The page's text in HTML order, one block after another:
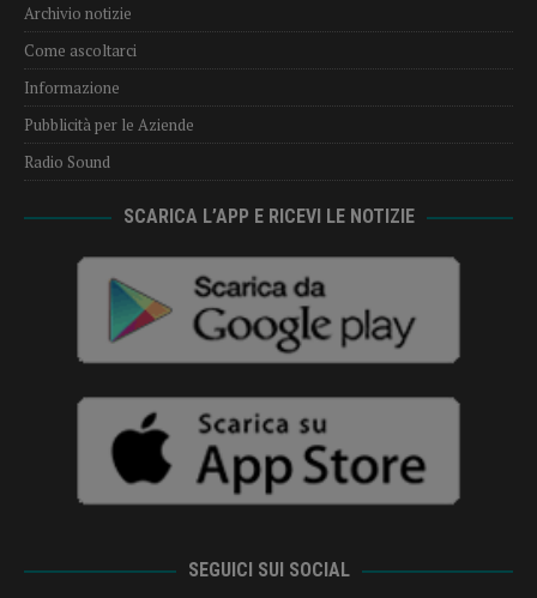
Archivio notizie
Come ascoltarci
Informazione
Pubblicità per le Aziende
Radio Sound
SCARICA L’APP E RICEVI LE NOTIZIE
SEGUICI SUI SOCIAL